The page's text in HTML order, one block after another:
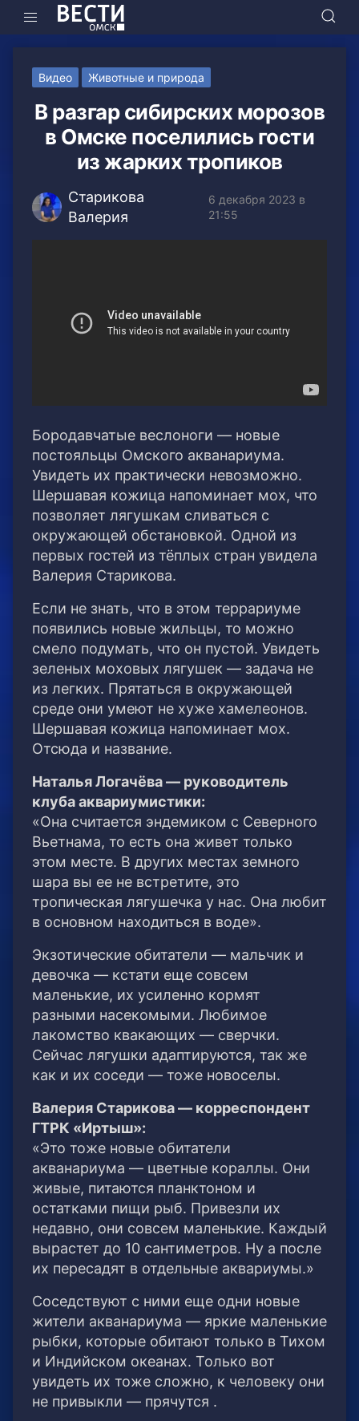
Видео Животные и природа
В разгар сибирских морозов
в Омске поселились гости
из жарких тропиков
Старикова
Валерия
6 декабря 2023 в
21:55
Бородавчатые веслоноги — новые
постояльцы Омского акванариума.
Увидеть их практически невозможно.
Шершавая кожица напоминает мох, что
позволяет лягушкам сливаться с
окружающей обстановкой. Одной из
первых гостей из тёплых стран увидела
Валерия Старикова.
Если не знать, что в этом террариуме
появились новые жильцы, то можно
смело подумать, что он пустой. Увидеть
зеленых моховых лягушек — задача не
из легких. Прятаться в окружающей
среде они умеют не хуже хамелеонов.
Шершавая кожица напоминает мох.
Отсюда и название.
Наталья Логачёва — руководитель
клуба аквариумистики:
«Она считается эндемиком с Северного
Вьетнама, то есть она живет только
этом месте. В других местах земного
шара вы ее не встретите, это
тропическая лягушечка у нас. Она любит
в основном находиться в воде».
Экзотические обитатели — мальчик и
девочка — кстати еще совсем
маленькие, их усиленно кормят
разными насекомыми. Любимое
лакомство квакающих — сверчки.
Сейчас лягушки адаптируются, так же
как и их соседи — тоже новоселы.
Валерия Старикова — корреспондент
ГТРК «Иртыш»:
«Это тоже новые обитатели
акванариума — цветные кораллы. Они
живые, питаются планктоном и
остатками пищи рыб. Привезли их
недавно, они совсем маленькие. Каждый
вырастет до 10 сантиметров. Ну а после
их пересадят в отдельные аквариумы.»
Соседствуют с ними еще одни новые
жители акванариума — яркие маленькие
рыбки, которые обитают только в Тихом
и Индийском океанах. Только вот
увидеть их тоже сложно, к человеку они
не привыкли — прячутся .